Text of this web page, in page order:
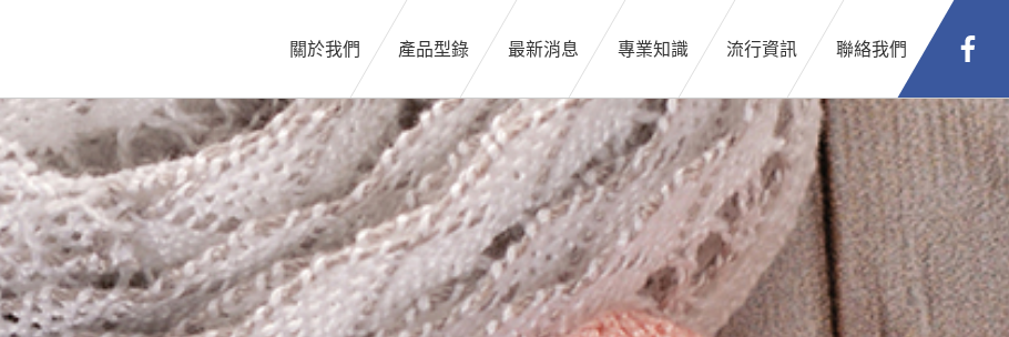
關於我們 產品型錄 最新消息 專業知識 流行資訊 聯絡我們